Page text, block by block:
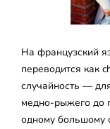
На французский
переводится как
случайность —
медно-рыжего до
одному большому